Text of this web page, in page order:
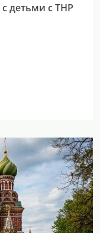
детьми с ТНР